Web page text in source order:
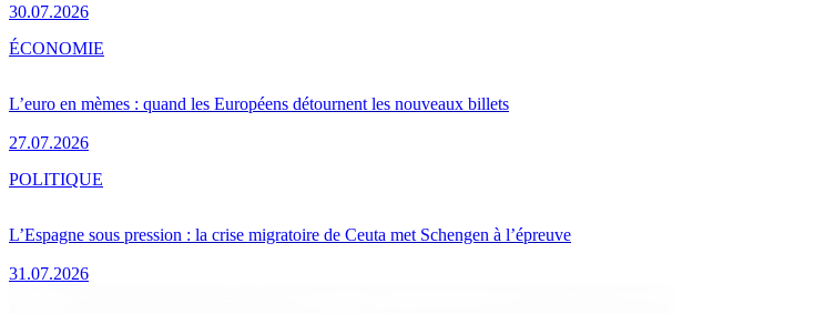
30.07.2026
L’euro en mèmes : quand les Européens détournent les nouveaux billets
27.07.2026
ÉCONOMIE
L’Espagne sous pression : la crise migratoire de Ceuta met Schengen à l’épreuve
31.07.2026
POLITIQUE